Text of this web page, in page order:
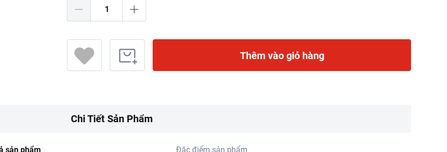
Thêm vào giỏ hàng
Chi Tiết Sản Phẩm
sản phẩm Đặc điểm sản phẩm